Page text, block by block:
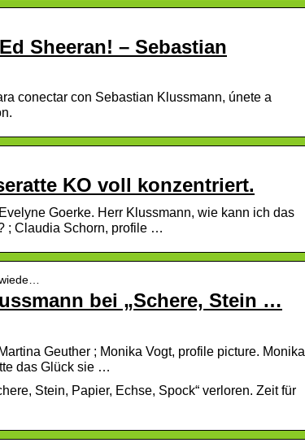
Sheeran! – Sebastian
conectar con Sebastian Klussmann, únete a
KO voll konzentriert.
Goerke. Herr Klussmann, wie kann ich das
; Claudia Schorn, profile …
bei „Schere, Stein …
Geuther ; Monika Vogt, profile picture. Monika
das Glück sie …
Stein, Papier, Echse, Spock“ verloren. Zeit für